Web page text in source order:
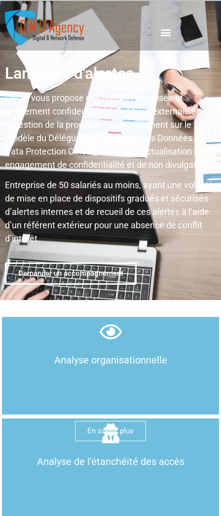
Lanceurs d'alertes
DNDA vous propose une mission sécurisée et
strictement confidentielle de référent externalisé pour
la gestion de la procédure de signalement sur le
modèle du Délégué à la Protection des Données (ou
Data Protection Officer), avec contractualisation d’un
engagement de confidentialité et de non divulgation.
Entreprise de 50 salariés au moins, ayant une volonté
de mise en place de dispositifs gradués et sécurisés
d’alertes internes et de recueil de ces alertes à l’aide
d’un référent extérieur pour une absence de conflit
d’intérêt.
Demander un accompagnement
Analyse organisationnelle
En savoir plus
Analyse de l'étanchéité des accès